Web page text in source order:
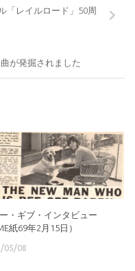
「レイルロード」50周
が発掘されました
・ギブ・インタビュー
紙69年2月15日）
05/08